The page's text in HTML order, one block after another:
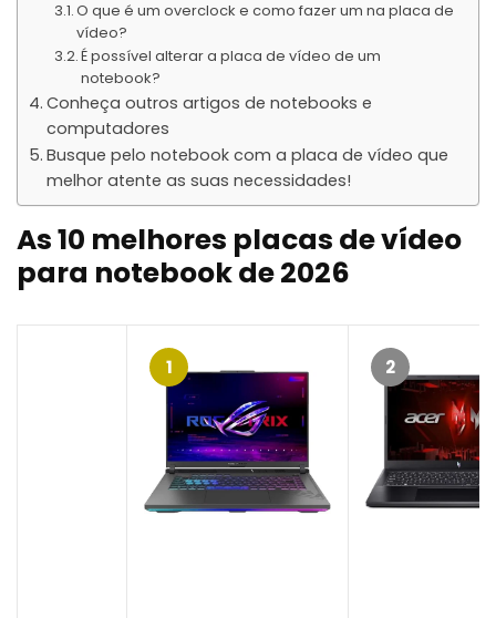
O que é um overclock e como fazer um na placa de
vídeo?
É possível alterar a placa de vídeo de um
notebook?
Conheça outros artigos de notebooks e
computadores
Busque pelo notebook com a placa de vídeo que
melhor atente as suas necessidades!
As 10 melhores placas de vídeo
para notebook de 2026
1 2